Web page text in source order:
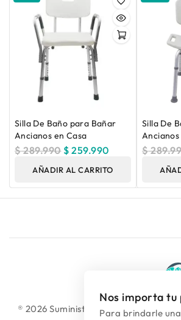
Silla De Baño para Bañar
Ancianos en Casa
$289.990 $ 259.990
AÑADIR AL CARRITO
Silla De
Ancianos
$
® 2026 Suministros Médicos Diseño
Nos importa tu
Para brindarle